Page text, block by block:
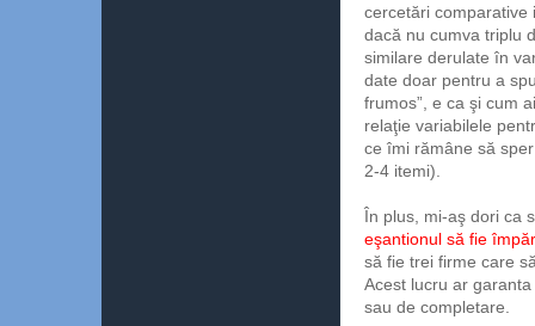
cercetări comparative
dacă nu cumva triplu
similare derulate în
date doar pentru a
frumos”, e ca şi cum
relaţie variabilele
ce îmi rămâne să
2-4 itemi).
În plus, mi-aş dori ca
eşantionul să fie
să fie trei firme care
Acest lucru ar
sau de completare.